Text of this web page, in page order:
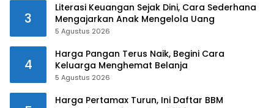
3
Literasi Keuangan Sejak Dini, Cara Sederhana
Mengajarkan Anak Mengelola Uang
5 Agustus 2026
4
Harga Pangan Terus Naik, Begini Cara
Keluarga Menghemat Belanja
5 Agustus 2026
Harga Pertamax Turun, Ini Daftar BBM